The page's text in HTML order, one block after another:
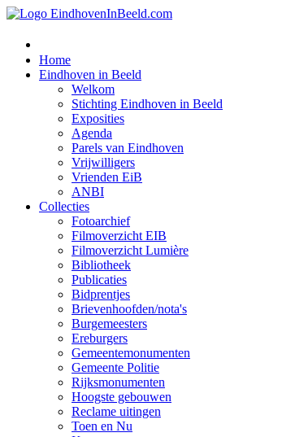
Home
Eindhoven in Beeld
Welkom
Stichting Eindhoven in Beeld
Exposities
Agenda
Parels van Eindhoven
Vrijwilligers
Vrienden EiB
ANBI
Collecties
Fotoarchief
Filmoverzicht EIB
Filmoverzicht Lumière
Bibliotheek
Publicaties
Bidprentjes
Brievenhoofden/nota's
Burgemeesters
Ereburgers
Gemeentemonumenten
Gemeente Politie
Rijksmonumenten
Hoogste gebouwen
Reclame uitingen
Toen en Nu